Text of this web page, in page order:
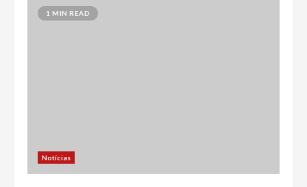
1 MIN READ
Notícias